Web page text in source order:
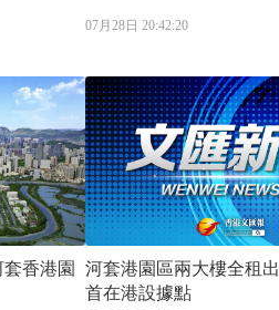
07月28日 20:42:20
香港園
河套港園區兩大樓全租出 近半進駐企
首在港設據點